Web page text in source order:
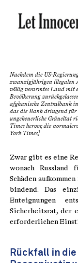
Nachdem die US-
zwanzigjährigen illegalen
völlig verarmtes Land mit
Bevölkerung
afghanische Zentralbank
das die Bank dringend für
ungeheuerliche Gräueltat
Times hervor, die
York Times]
Zwar gibt es eine
wonach
Schäden
bindend. Das
Enteignungen
Sicherheitsrat, der
erforderlichen
Rückfall in